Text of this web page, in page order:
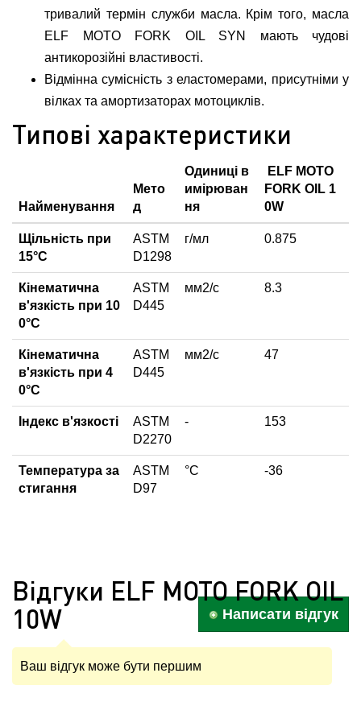
тривалий термін служби масла. Крім того, масла
ELF MOTO FORK OIL SYN мають чудові
антикорозійні властивості.
Відмінна сумісність з еластомерами, присутніми у
вілках та амортизаторах мотоциклів.
Типові характеристики
Найменування
Мето
д
Одиниці в
имірюван
ня
ELF MOTO
FORK OIL 1
0W
Щільність при
15°С
ASTM
D1298
г/мл 0.875
Кінематична
в'язкість при 10
0°С
ASTM
D445
мм2/с 8.3
Кінематична
в'язкість при 4
0°С
ASTM
D445
мм2/с 47
Індекс в'язкості
ASTM
D2270
- 153
Температура за
стигання
ASTM
D97
°С -36
Відгуки ELF MOTO FORK OIL
10W
Написати відгук
Ваш відгук може бути першим